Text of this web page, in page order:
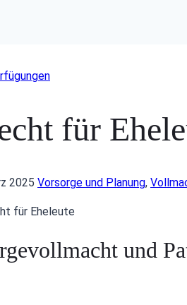
für
2025 Vorsorge und Planung,
und